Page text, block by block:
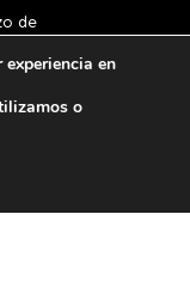
de
de 1 año.
rectificación,
y a no ser
nuestro correo
en
o